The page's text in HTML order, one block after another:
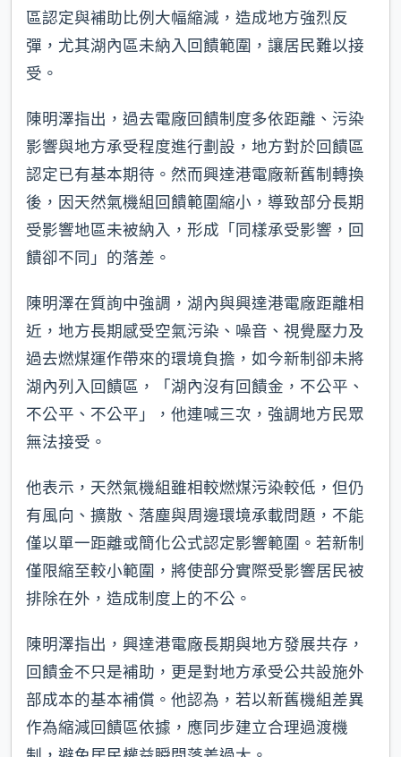
區認定與補助比例大幅縮減，造成地方強烈反
彈，尤其湖內區未納入回饋範圍，讓居民難以接
受。
陳明澤指出，過去電廠回饋制度多依距離、污染
影響與地方承受程度進行劃設，地方對於回饋區
認定已有基本期待。然而興達港電廠新舊制轉換
後，因天然氣機組回饋範圍縮小，導致部分長期
受影響地區未被納入，形成「同樣承受影響，回
饋卻不同」的落差。
陳明澤在質詢中強調，湖內與興達港電廠距離相
近，地方長期感受空氣污染、噪音、視覺壓力及
過去燃煤運作帶來的環境負擔，如今新制卻未將
湖內列入回饋區，「湖內沒有回饋金，不公平、
不公平、不公平」，他連喊三次，強調地方民眾
無法接受。
他表示，天然氣機組雖相較燃煤污染較低，但仍
有風向、擴散、落塵與周邊環境承載問題，不能
僅以單一距離或簡化公式認定影響範圍。若新制
僅限縮至較小範圍，將使部分實際受影響居民被
排除在外，造成制度上的不公。
陳明澤指出，興達港電廠長期與地方發展共存，
回饋金不只是補助，更是對地方承受公共設施外
部成本的基本補償。他認為，若以新舊機組差異
作為縮減回饋區依據，應同步建立合理過渡機